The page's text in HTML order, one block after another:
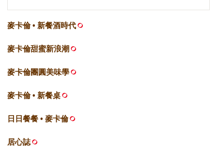
麥卡倫 • 新餐酒時代
麥卡倫甜蜜新浪潮
麥卡倫團圓美味學
麥卡倫 • 新餐桌
日日餐餐 • 麥卡倫
居心誌